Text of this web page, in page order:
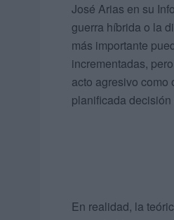
José Arias en su
guerra híbrida o la
más importante
incrementadas,
acto agresivo como
planificada decisión
En realidad, la